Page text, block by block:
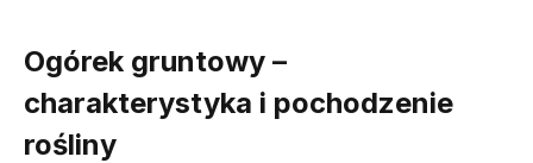
Ogórek gruntowy –
charakterystyka i pochodzenie
rośliny